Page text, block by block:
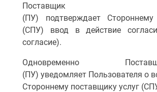
(ПУ) подтверждает
(СПУ) ввод в действие
согласие).
Одновременно
(ПУ) уведомляет Пользователя о
Стороннему поставщику услуг